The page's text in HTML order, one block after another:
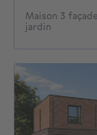
Maison 3
jardin